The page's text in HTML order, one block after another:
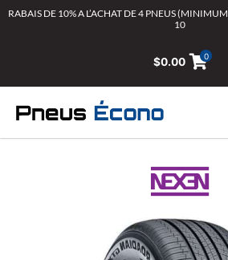
AllerRABAIS DE 10% A L’ACHAT DE 4 PNEUS
10
$0.00 0